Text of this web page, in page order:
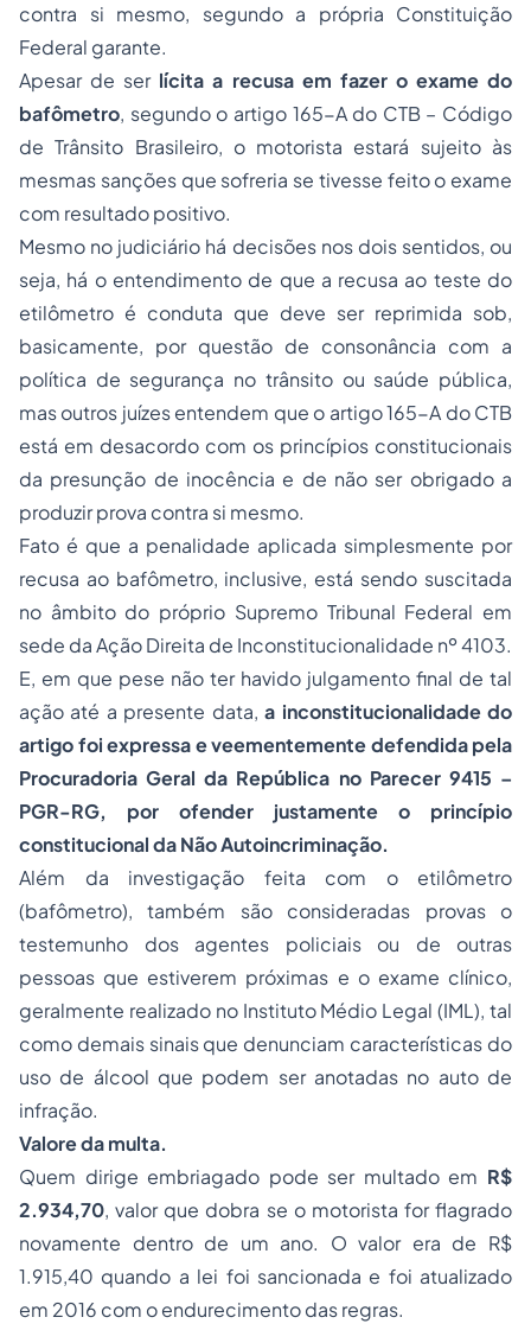
contra si mesmo, segundo a própria Constituição
Federal garante.
Apesar de ser lícita a recusa em fazer o exame do
bafômetro, segundo o artigo 165-A do CTB– Código
de Trânsito Brasileiro, o motorista estará sujeito às
mesmas sanções que sofreria se tivesse feito o exame
com resultado positivo.
Mesmo no judiciário há decisões nos dois sentidos, ou
seja, há o entendimento de que a recusa ao teste do
etilômetro é conduta que deve ser reprimida sob,
basicamente, por questão de consonância com a
política de segurança no trânsito ou saúde pública,
mas outros juízes entendem que o artigo 165-A do CTB
está em desacordo com os princípios constitucionais
da presunção de inocência e de não ser obrigado a
produzir prova contra si mesmo.
Fato é que a penalidade aplicada simplesmente por
recusa ao bafômetro, inclusive, está sendo suscitada
no âmbito do próprio Supremo Tribunal Federal em
sede da Ação Direita de Inconstitucionalidade nº 4103.
E, em que pese não ter havido julgamento final de tal
ação até a presente data,a inconstitucionalidade do
artigo foi expressa e veementemente defendida pela
Procuradoria Geral da República no Parecer 9415 –
PGR-RG, por ofender justamente o princípio
constitucional da Não Autoincriminação.
Além da investigação feita com o etilômetro
(bafômetro), também são consideradas provas o
testemunho dos agentes policiais ou de outras
pessoas que estiverem próximas e o exame clínico,
geralmente realizado no Instituto Médio Legal (IML), tal
como demais sinais que denunciam características do
uso de álcool que podem ser anotadas no auto de
infração.
Valore da multa.
Quem dirige embriagado pode ser multado em R$
2.934,70, valor que dobra se o motorista for flagrado
novamente dentro de um ano. O valor era de R$
1.915,40 quando a lei foi sancionada e foi atualizado
em 2016 com o endurecimento das regras.